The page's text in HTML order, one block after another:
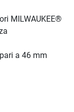
MILWAUKEE®
a 46 mm